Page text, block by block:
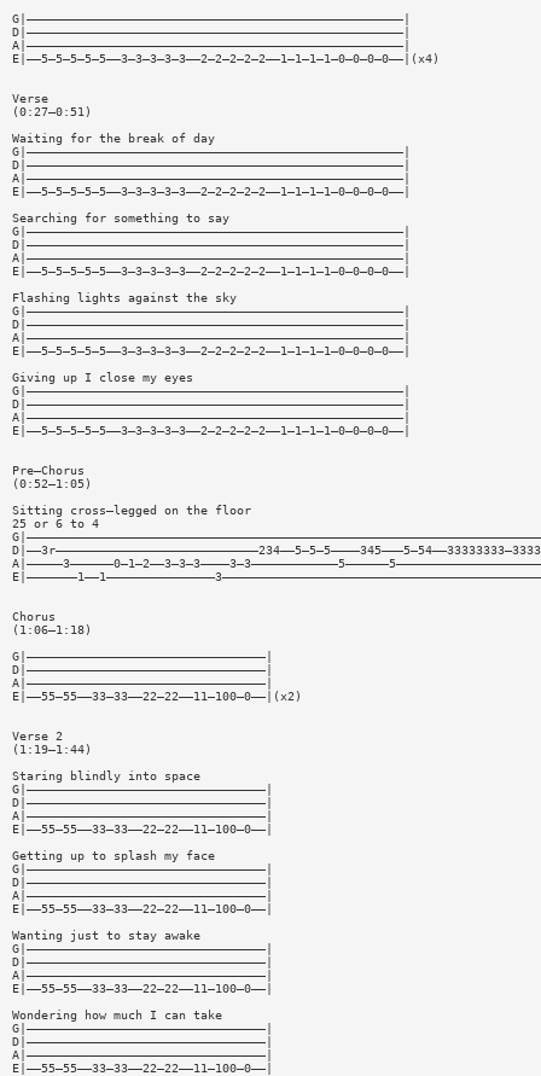
G|————————————————————————————————————————————————————|
D|————————————————————————————————————————————————————|
A|————————————————————————————————————————————————————|
E|——5—5—5—5—5——3—3—3—3—3——2—2—2—2—2——1—1—1—1—0—0—0—0——|(x4)
Verse
(0:27—0:51)
Waiting for the break of day
G|————————————————————————————————————————————————————|
D|————————————————————————————————————————————————————|
A|————————————————————————————————————————————————————|
E|——5—5—5—5—5——3—3—3—3—3——2—2—2—2—2——1—1—1—1—0—0—0—0——|
Searching for something to say
G|————————————————————————————————————————————————————|
D|————————————————————————————————————————————————————|
A|————————————————————————————————————————————————————|
E|——5—5—5—5—5——3—3—3—3—3——2—2—2—2—2——1—1—1—1—0—0—0—0——|
Flashing lights against the sky
G|————————————————————————————————————————————————————|
D|————————————————————————————————————————————————————|
A|————————————————————————————————————————————————————|
E|——5—5—5—5—5——3—3—3—3—3——2—2—2—2—2——1—1—1—1—0—0—0—0——|
Giving up I close my eyes
G|————————————————————————————————————————————————————|
D|————————————————————————————————————————————————————|
A|————————————————————————————————————————————————————|
E|——5—5—5—5—5——3—3—3—3—3——2—2—2—2—2——1—1—1—1—0—0—0—0——|
Pre—Chorus
(0:52—1:05)
Sitting cross—legged on the floor
25 or 6 to 4
Chorus
(1:06—1:18)
G|—————————————————————————————————|
D|—————————————————————————————————|
A|—————————————————————————————————|
E|——55—55——33—33——22—22——11—100—0——|(x2)
Verse 2
(1:19—1:44)
Staring blindly into space
G|—————————————————————————————————|
D|—————————————————————————————————|
A|—————————————————————————————————|
E|——55—55——33—33——22—22——11—100—0——|
Getting up to splash my face
G|—————————————————————————————————|
D|—————————————————————————————————|
A|—————————————————————————————————|
E|——55—55——33—33——22—22——11—100—0——|
Wanting just to stay awake
G|—————————————————————————————————|
D|—————————————————————————————————|
A|—————————————————————————————————|
E|——55—55——33—33——22—22——11—100—0——|
Wondering how much I can take
G|—————————————————————————————————|
D|—————————————————————————————————|
A|—————————————————————————————————|
E|——55—55——33—33——22—22——11—100—0——|